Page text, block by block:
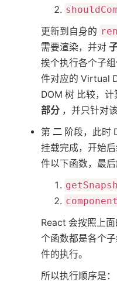
更新到自身的
需要渲染，并对
挨个执行各个子
件对应的 Virtual
DOM 树 比较，计
部分 ，并只针对
第 二 阶段，此时
挂载完成，开始
件以下函数，最后
React 会按照上
个函数都是各个
件的执行。
所以执行顺序是：